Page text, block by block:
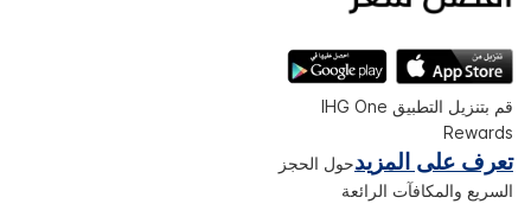
قم بتنزيل التطبيق IHG One
Rewards
تعرف على المزيدحول الحجز
السريع والمكافآت الرائعة